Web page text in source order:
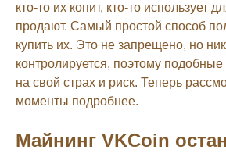
кто-то их копит, кто-то использует
продают. Самый простой способ
купить их. Это не запрещено, но
контролируется, поэтому
на свой страх и риск. Теперь
моменты подробнее.
Майнинг VKCoin